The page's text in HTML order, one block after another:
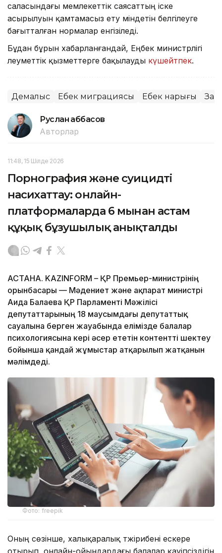
саласындағы мемлекеттік саясаттың іске
асырылуын қамтамасыз ету міндетін белгілеуге
бағытталған нормалар енгізіледі.
Бұдан бұрын хабарланғандай, Еңбек министрлігі
әлеуметтік қызметтерге бақылауды күшейтпек.
Демалыс Еңбек миграциясы Еңбек нарығы Заң
Руслан Ғаббасов
Авторлар
11:48, 15 Шілде 2026
Порнография және суицидті
насихаттау: онлайн-
платформаларда 6 мыңнан астам
құқық бұзушылық анықталды
АСТАНА. KAZINFORM – ҚР Премьер-министрінің
орынбасары — Мәдениет және ақпарат министрі
Аида Балаева ҚР Парламенті Мәжілісі
депутаттарының 18 маусымдағы депутаттық
сауалына берген жауабында елімізде балалар
психологиясына кері әсер ететін контентті шектеу
бойынша қандай жұмыстар атқарылып жатқанын
мәлімдеді.
Фото: freepik
Оның сөзінше, халықаралық тәжірибені ескере
отырып, онлайн-ойындардағы балалар қауіпсіздігін